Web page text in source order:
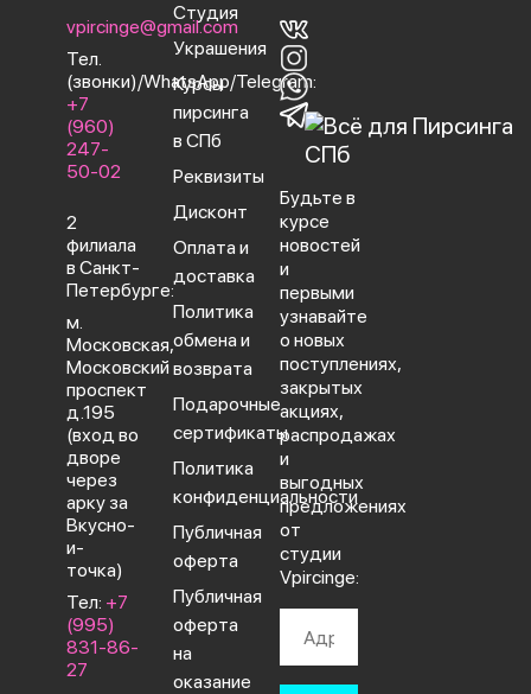
vpircinge@gmail.com
Тел.
(звонки)/WhatsApp/Telegram:
+7
(960)
247-
50-02
2
филиала
в Санкт-
Петербурге:
м.
Московская,
Московский
проспект
д.195
(вход во
дворе
через
арку за
Вкусно-
и-
точка)
Тел: +7
(995)
831-86-
27‬
Студия
Украшения
Курсы
пирсинга
в СПб
Реквизиты
Дисконт
Оплата и
доставка
Политика
обмена и
возврата
Подарочные
сертификаты
Политика
конфиденциальности
Публичная
оферта
Публичная
оферта
на
оказание
Будьте в
курсе
новостей
и
первыми
узнавайте
о новых
поступлениях,
закрытых
акциях,
распродажах
и
выгодных
предложениях
от
студии
Vpircinge: